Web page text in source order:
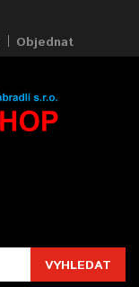
Objednat
VYHLEDAT